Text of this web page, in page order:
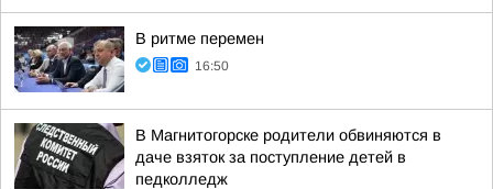
В ритме перемен
16:50
В Магнитогорске родители обвиняются в
даче взяток за поступление детей в
педколледж